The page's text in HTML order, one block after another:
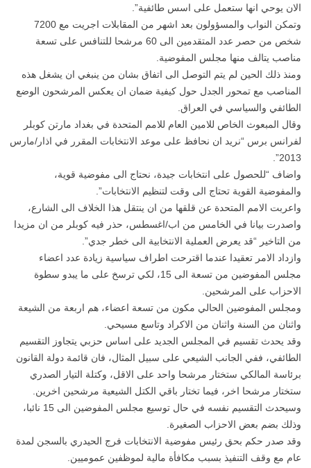
الان يوحي انها ستعمل على اسس طائفية”.
وتمكن النواب والمسؤولون بعد اشهر من المقابلات اجريت مع 7200
شخص من حصر عدد المتقدمين الى 60 مرشحا للتنافس على تسعة
مناصب يتالف منها مجلس المفوضية.
ومنذ ذلك الحين لم يتم التوصل الى اتفاق بشان من ينبغي ان يشغل هذه
المناصب مع تمحور الجدل حول كيفية ضمان ان يعكس المرشحون الوضع
الطائفي والسياسي في العراق.
وقال المبعوث الخاص للامين العام للامم المتحدة في بغداد مارتن كوبلر
لفرانس برس “نريد ان نحافظ على موعد الانتخابات المقرر في اذار/مارس
2013”.
واضاف “للحصول على انتخابات جيدة، نحتاج الى مفوضية قوية،
والمفوضية القوية تحتاج الى وقت لتنظيم الانتخابات”.
واعربت الامم المتحدة عن قلقها من ان ينتقل هذا الخلاف الى الشارع،
واصدرت بيانا في الخامس من اب/اغسطس، حذر فيه كوبلر من ان مزيدا
من التاخير “قد يعرض العملية الانتخابية الى خطر جدي”.
وازداد الامر تعقيدا عندما اقترحت اطراف سياسية زيادة عدد اعضاء
مجلس المفوضين من تسعة الى 15، لكي ترسخ على ما يبدو سطوة
الاحزاب على المرشحين.
ومجلس المفوضين الحالي مكون من تسعة اعضاء، هم اربعة من الشيعة
واثنان من السنة واثنان من الاكراد وتاسع مسيحي.
وقد يحدث تقسيم في المجلس الجديد على اساس حزبي يتجاوز التقسيم
الطائفي، ففي الجانب الشيعي على سبيل المثال، فان قائمة دولة القانون
برئاسة المالكي ستختار مرشحا واحد على الاقل، وكتلة التيار الصدري
ستختار مرشحا اخر، فيما تختار باقي الكتل الشيعية مرشحين اخرين.
وسيحدث التقسيم نفسه في حال توسيع مجلس المفوضين الى 15 نائبا،
وذلك بضم بعض الاحزاب الصغيرة.
وقد صدر حكم بحق رئيس مفوضية الانتخابات فرج الحيدري بالسجن لمدة
عام مع وقف التنفيذ بسبب مكافأة مالية لموظفين عموميين.